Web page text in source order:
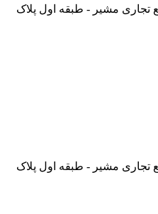
تجاری مشیر - طبقه اول پلاک
تجاری مشیر - طبقه اول پلاک